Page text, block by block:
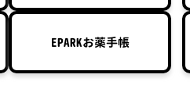
EPARKお薬手帳